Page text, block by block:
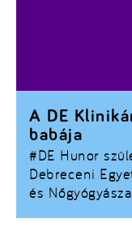
#DE Hunor
Debreceni
és
A DE
babája